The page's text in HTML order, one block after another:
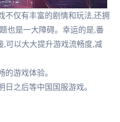
不仅有丰富的剧情和玩法,还拥
也是一大障碍。幸运的是,番
,可以大大提升游戏流畅度,减
游戏体验。
之后等中国国服游戏。